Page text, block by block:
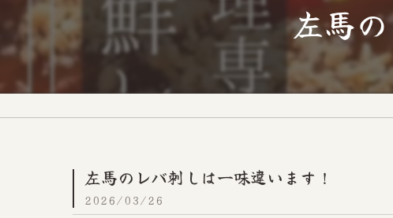
左馬
左馬のレバ刺しは一味違います！
2026/03/26